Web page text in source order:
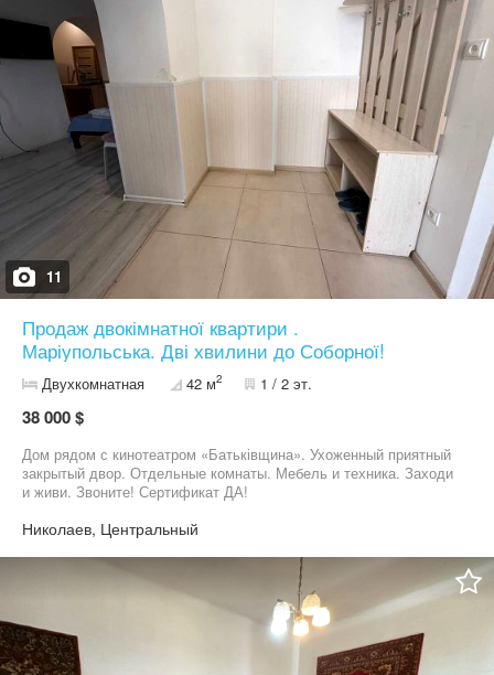
11
Продаж двокімнатної квартири .
Маріупольська. Дві хвилини до Соборної!
Двухкомнатная 42 м2 1 / 2 эт.
38 000 $
Дом рядом с кинотеатром «Батьківщина». Ухоженный приятный
закрытый двор. Отдельные комнаты. Мебель и техника. Заходи
и живи. Звоните! Сертификат ДА!
Николаев, Центральный